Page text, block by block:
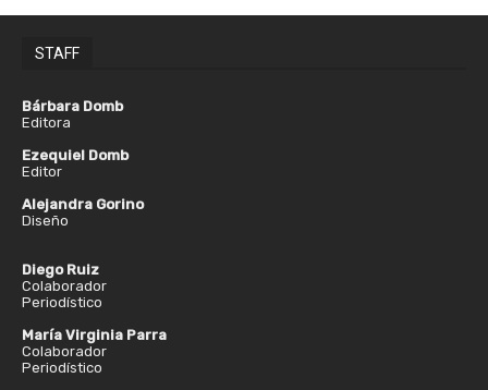
STAFF
Bárbara Domb
Editora
Ezequiel Domb
Editor
Alejandra Gorino
Diseño
Diego Ruiz
Colaborador
Periodístico
María Virginia Parra
Colaborador
Periodístico